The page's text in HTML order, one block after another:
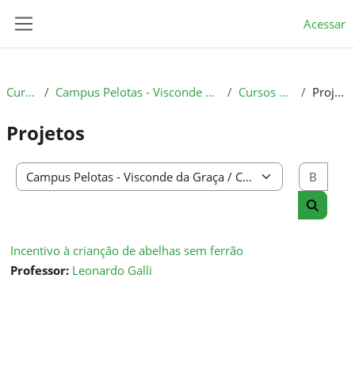
Acessar
Cursos Campus Pelotas - Visconde da Graça Cursos 2023 Projetos
Projetos
Categorias de Cursos
Buscar
Incentivo à crianção de abelhas sem ferrão
Professor: Leonardo Galli